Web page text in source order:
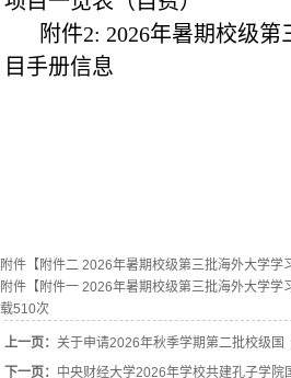
附件2: 2026年暑期校级
目手册信息
附件【 附件二 2026年暑期校级第三批海外大学学
附件【 附件一 2026年暑期校级第三批海外大学学
载510次
上一页：关于申请2026年秋季学期第二批校级国
下一页： 中央财经大学2026年学校共建孔子学院